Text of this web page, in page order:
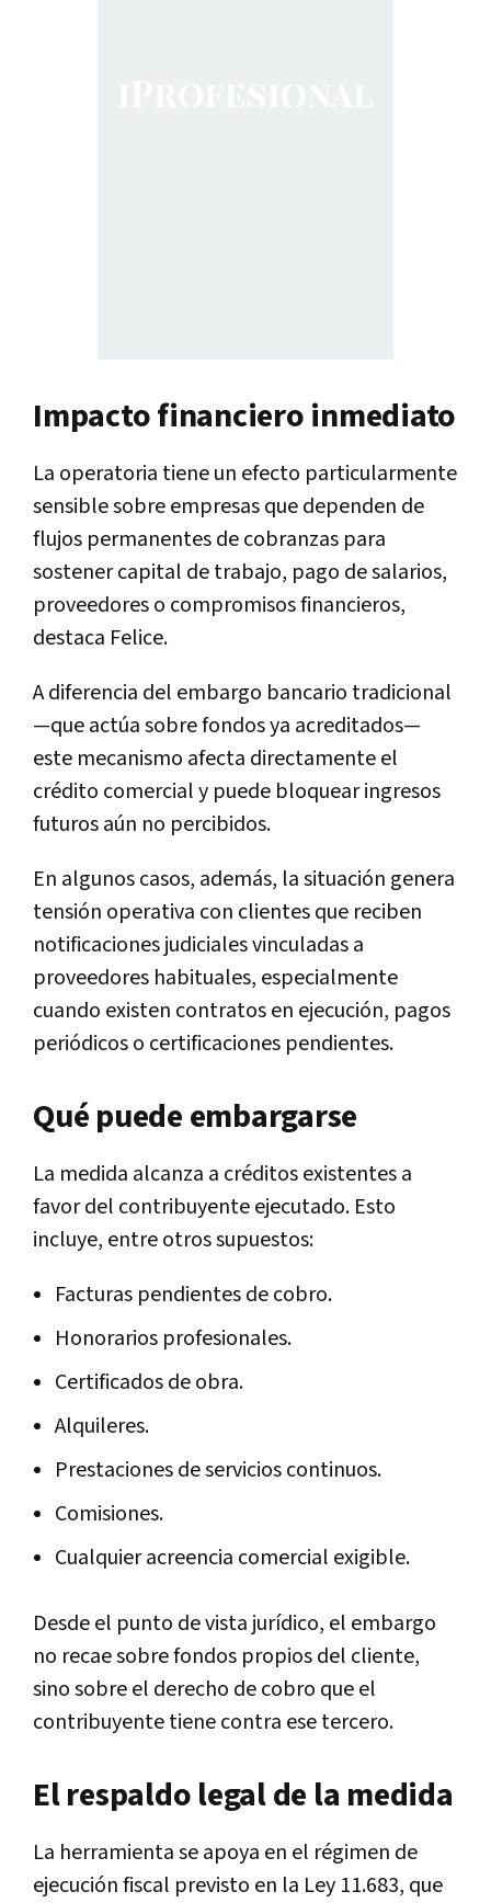
Impacto financiero inmediato
La operatoria tiene un efecto particularmente
sensible sobre empresas que dependen de
flujos permanentes de cobranzas para
sostener capital de trabajo, pago de salarios,
proveedores o compromisos financieros,
destaca Felice.
A diferencia del embargo bancario tradicional
—que actúa sobre fondos ya acreditados—
este mecanismo afecta directamente el
crédito comercial y puede bloquear ingresos
futuros aún no percibidos.
En algunos casos, además, la situación genera
tensión operativa con clientes que reciben
notificaciones judiciales vinculadas a
proveedores habituales, especialmente
cuando existen contratos en ejecución, pagos
periódicos o certificaciones pendientes.
Qué puede embargarse
La medida alcanza a créditos existentes a
favor del contribuyente ejecutado. Esto
incluye, entre otros supuestos:
Facturas pendientes de cobro.
Honorarios profesionales.
Certificados de obra.
Alquileres.
Prestaciones de servicios continuos.
Comisiones.
Cualquier acreencia comercial exigible.
Desde el punto de vista jurídico, el embargo
no recae sobre fondos propios del cliente,
sino sobre el derecho de cobro que el
contribuyente tiene contra ese tercero.
El respaldo legal de la medida
La herramienta se apoya en el régimen de
ejecución fiscal previsto en la Ley 11.683, que